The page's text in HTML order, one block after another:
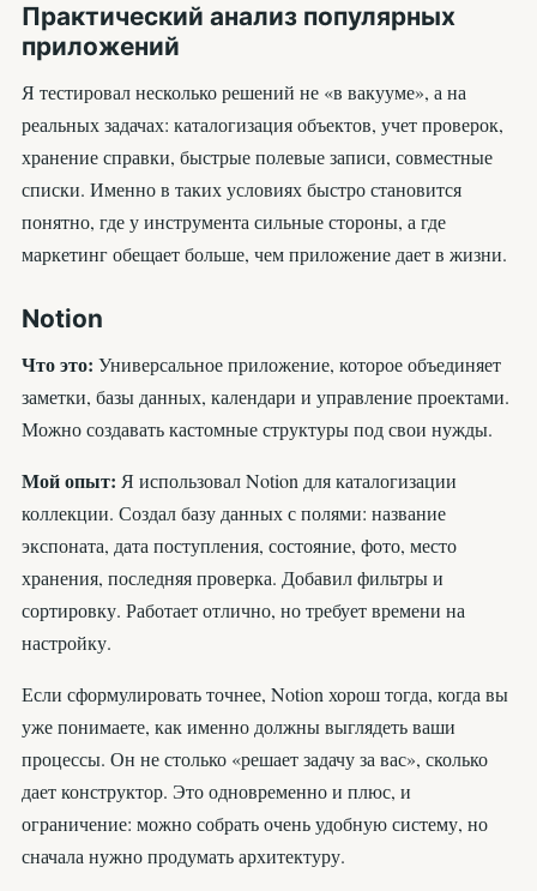
Практический анализ популярных
приложений
Я тестировал несколько решений не «в вакууме», а на
реальных задачах: каталогизация объектов, учет проверок,
хранение справки, быстрые полевые записи, совместные
списки. Именно в таких условиях быстро становится
понятно, где у инструмента сильные стороны, а где
маркетинг обещает больше, чем приложение дает в жизни.
Notion
Что это: Универсальное приложение, которое объединяет
заметки, базы данных, календари и управление проектами.
Можно создавать кастомные структуры под свои нужды.
Мой опыт: Я использовал Notion для каталогизации
коллекции. Создал базу данных с полями: название
экспоната, дата поступления, состояние, фото, место
хранения, последняя проверка. Добавил фильтры и
сортировку. Работает отлично, но требует времени на
настройку.
Если сформулировать точнее, Notion хорош тогда, когда вы
уже понимаете, как именно должны выглядеть ваши
процессы. Он не столько «решает задачу за вас», сколько
дает конструктор. Это одновременно и плюс, и
ограничение: можно собрать очень удобную систему, но
сначала нужно продумать архитектуру.